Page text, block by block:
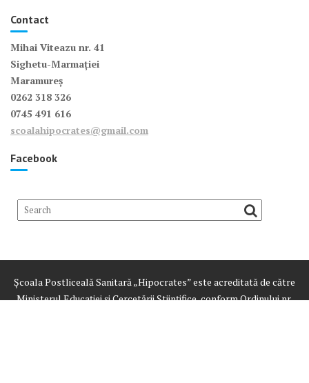
Contact
Mihai Viteazu nr. 41
Sighetu-Marmației
Maramureș
0262 318 326
0745 491 616
scoalahipocrates@gmail.com
Facebook
Școala Postliceală Sanitară „Hipocrates” este acreditată de către
Ministerul Educației și Cercetării Științifice, conform Ordinului nr.